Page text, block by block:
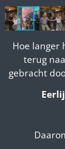
Hoe langer
terug
gebracht